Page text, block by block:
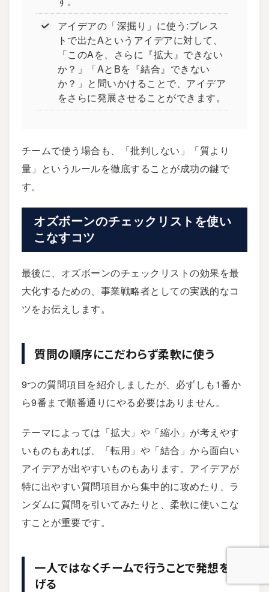
アイデアの「深掘り」に使う:ブレス
トで出たAというアイデアに対して、
「このAを、さらに『拡大』できない
か？」「AとBを『結合』できない
か？」と問いかけることで、アイデア
をさらに発展させることができます。
チームで使う場合も、「批判しない」「質より
量」というルールを徹底することが成功の鍵で
す。
オズボーンのチェックリストを使い
こなすコツ
最後に、オズボーンのチェックリストの効果を最
大化するための、事業戦略者としての実践的なコ
ツをお伝えします。
質問の順序にこだわらず柔軟に使う
9つの質問項目を紹介しましたが、必ずしも1番か
ら9番まで順番通りにやる必要はありません。
テーマによっては「拡大」や「縮小」が考えやす
いものもあれば、「転用」や「結合」から面白い
アイデアが出やすいものもあります。アイデアが
特に出やすい質問項目から集中的に攻めたり、ラ
ンダムに質問を引いてみたりと、柔軟に使いこな
すことが重要です。
一人ではなくチームで行うことで発想を広
げる